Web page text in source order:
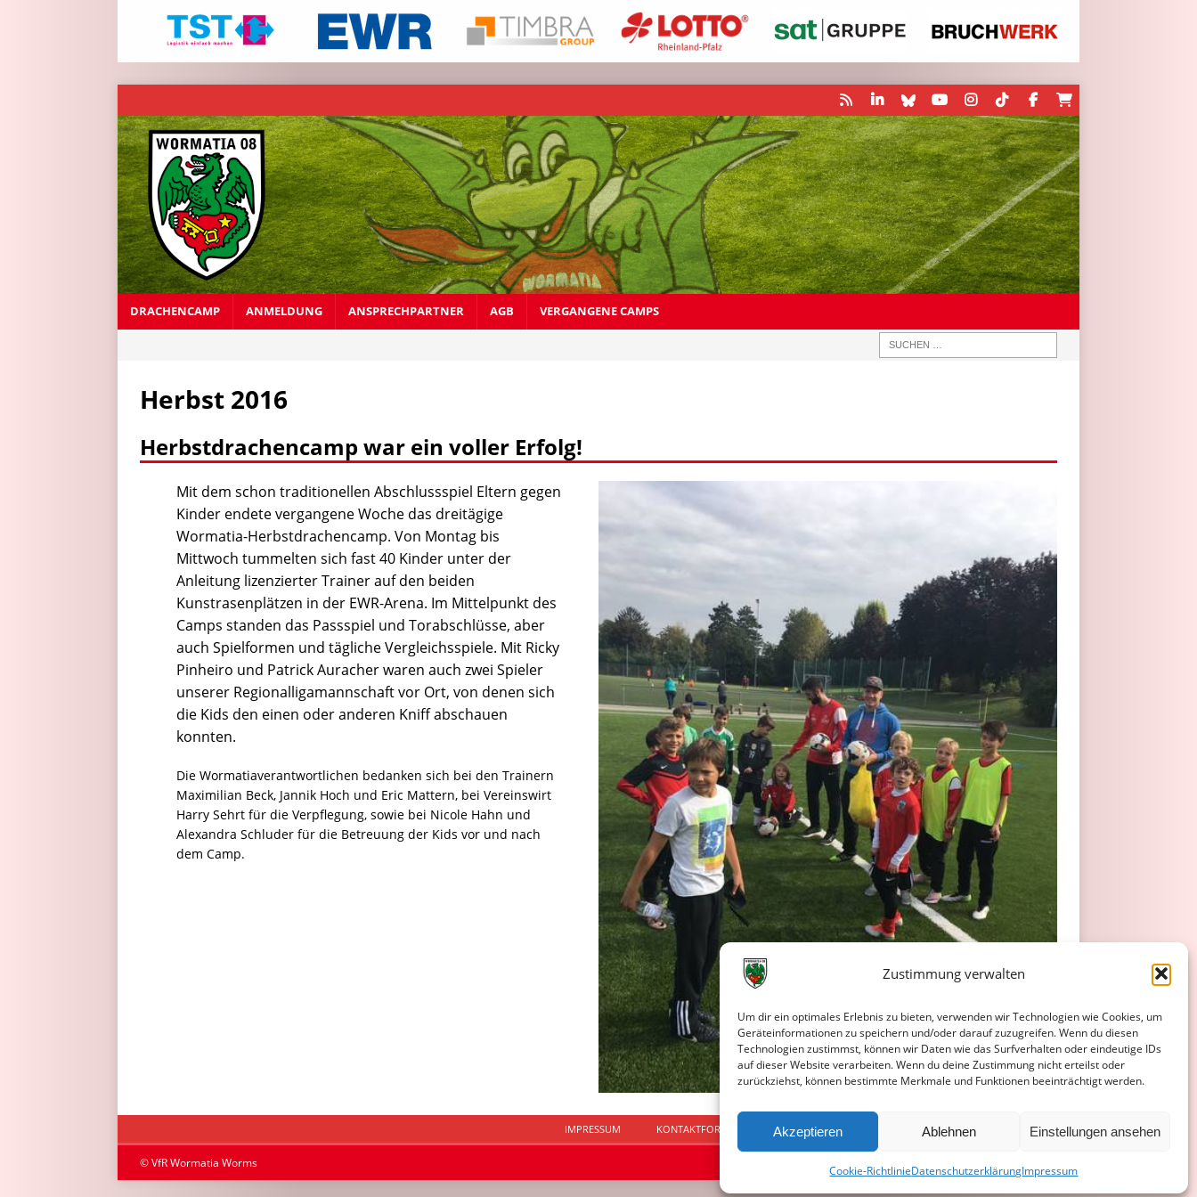
Zustimmung verwalten
Um dir ein optimales Erlebnis zu bieten, verwenden wir Technologien wie Cookies, um
Geräteinformationen zu speichern und/oder darauf zuzugreifen. Wenn du diesen
Technologien zustimmst, können wir Daten wie das Surfverhalten oder eindeutige IDs
auf dieser Website verarbeiten. Wenn du deine Zustimmung nicht erteilst oder
zurückziehst, können bestimmte Merkmale und Funktionen beeinträchtigt werden.
Akzeptieren Ablehnen Einstellungen ansehen
Cookie-RichtlinieDatenschutzerklärungImpressum
DRACHENCAMP ANMELDUNG ANSPRECHPARTNER AGB VERGANGENE CAMPS
Herbst 2016
Herbstdrachencamp war ein voller Erfolg!
Mit dem schon traditionellen Abschlussspiel Eltern gegen
Kinder endete vergangene Woche das dreitägige
Wormatia-Herbstdrachencamp. Von Montag bis
Mittwoch tummelten sich fast 40 Kinder unter der
Anleitung lizenzierter Trainer auf den beiden
Kunstrasenplätzen in der EWR-Arena. Im Mittelpunkt des
Camps standen das Passspiel und Torabschlüsse, aber
auch Spielformen und tägliche Vergleichsspiele. Mit Ricky
Pinheiro und Patrick Auracher waren auch zwei Spieler
unserer Regionalligamannschaft vor Ort, von denen sich
die Kids den einen oder anderen Kniff abschauen
konnten.
Die Wormatiaverantwortlichen bedanken sich bei den Trainern
Maximilian Beck, Jannik Hoch und Eric Mattern, bei Vereinswirt
Harry Sehrt für die Verpflegung, sowie bei Nicole Hahn und
Alexandra Schluder für die Betreuung der Kids vor und nach
dem Camp.
IMPRESSUM KONTAKTFORMULAR DATENSCHUTZERKLÄRUNG COOKIE-RICHTLINIE (EU)
© VfR Wormatia Worms